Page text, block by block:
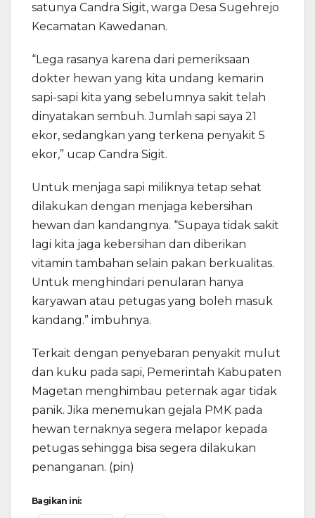
satunya Candra Sigit, warga Desa Sugehrejo
Kecamatan Kawedanan.
“Lega rasanya karena dari pemeriksaan
dokter hewan yang kita undang kemarin
sapi-sapi kita yang sebelumnya sakit telah
dinyatakan sembuh. Jumlah sapi saya 21
ekor, sedangkan yang terkena penyakit 5
ekor,” ucap Candra Sigit.
Untuk menjaga sapi miliknya tetap sehat
dilakukan dengan menjaga kebersihan
hewan dan kandangnya. “Supaya tidak sakit
lagi kita jaga kebersihan dan diberikan
vitamin tambahan selain pakan berkualitas.
Untuk menghindari penularan hanya
karyawan atau petugas yang boleh masuk
kandang.” imbuhnya.
Terkait dengan penyebaran penyakit mulut
dan kuku pada sapi, Pemerintah Kabupaten
Magetan menghimbau peternak agar tidak
panik. Jika menemukan gejala PMK pada
hewan ternaknya segera melapor kepada
petugas sehingga bisa segera dilakukan
penanganan. (pin)
Bagikan ini: